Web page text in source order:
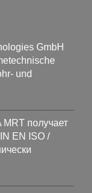
GmbH
und
получает
EN ISO /